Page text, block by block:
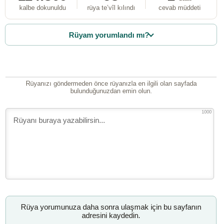
kalbe dokunuldu rüya te’vîl kılındı
cevab müddeti
Rüyam yorumlandı mı?
Rüyanızı göndermeden önce rüyanızla en ilgili olan sayfada
bulunduğunuzdan emin olun.
1000
Rüya yorumunuza daha sonra ulaşmak için bu sayfanın
adresini kaydedin.